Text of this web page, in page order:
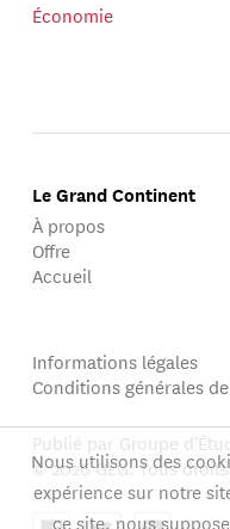
Économie
Le Grand Continent
À propos
Offre
Accueil
Informations légales
Conditions générales
Publié par Groupe
© 2026 GEG. Tous
Nous utilisons des
expérience sur notre
ce site, nous